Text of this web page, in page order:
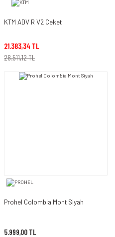
KTM ADV R V2 Ceket
21.383,34 TL
28.511,12 TL
Prohel Colombia Mont Siyah
5.999,00 TL